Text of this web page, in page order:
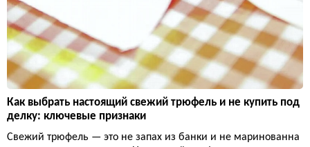
Как выбрать настоящий свежий трюфель и не купить под
делку: ключевые признаки
Свежий трюфель — это не запах из банки и не маринованна